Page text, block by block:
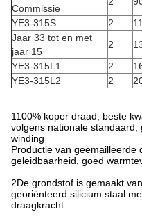
Commissie
YE3-315S
2
Jaar 33 tot en met
jaar 15
2
YE3-315L1
2
YE3-315L2
2
1100% koper draad, beste
volgens nationale
winding
Productie van geëmailleerde
geleidbaarheid, goed
2De grondstof is gemaakt
georiënteerd silicium staal
draagkracht.